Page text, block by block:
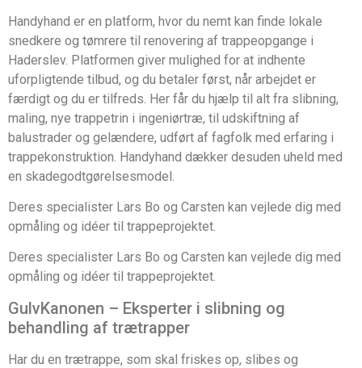
Handyhand er en platform, hvor du nemt kan finde lokale
snedkere og tømrere til renovering af trappeopgange i
Haderslev. Platformen giver mulighed for at indhente
uforpligtende tilbud, og du betaler først, når arbejdet er
færdigt og du er tilfreds. Her får du hjælp til alt fra slibning,
maling, nye trappetrin i ingeniørtræ, til udskiftning af
balustrader og gelændere, udført af fagfolk med erfaring i
trappekonstruktion. Handyhand dækker desuden uheld med
en skadegodtgørelsesmodel.
Deres specialister Lars Bo og Carsten kan vejlede dig med
opmåling og idéer til trappeprojektet.
Deres specialister Lars Bo og Carsten kan vejlede dig med
opmåling og idéer til trappeprojektet.
GulvKanonen – Eksperter i slibning og
behandling af trætrapper
Har du en trætrappe, som skal friskes op, slibes og